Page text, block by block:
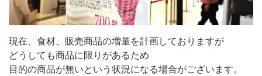
現在、食材、販売商品の増量を計画しておりますが
どうしても商品に限りがあるため
目的の商品が無いという状況になる場合がございます。